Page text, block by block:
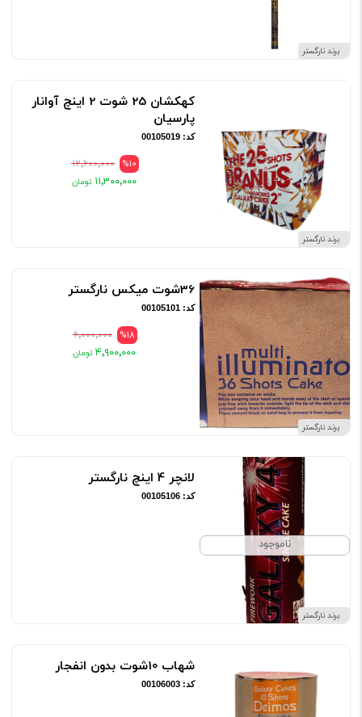
برند نارگستر
برند نارگستر
کهکشان 25 شوت 2 اینچ آوانار
پارسیان
کد: 00105019
%10 ۱۲٬۶۰۰٬۰۰۰
۱۱٬۳۰۰٬۰۰۰
برند نارگستر
36شوت میکس نارگستر
کد: 00105101
%18 ۶٬۰۰۰٬۰۰۰
۴٬۹۰۰٬۰۰۰
ناموجود
برند نارگستر
لانچر 4 اینچ نارگستر
کد: 00105106
شهاب 10شوت بدون انفجار
کد: 00106003